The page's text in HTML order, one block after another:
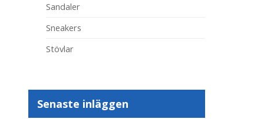
Sandaler
Sneakers
Stövlar
Senaste inläggen